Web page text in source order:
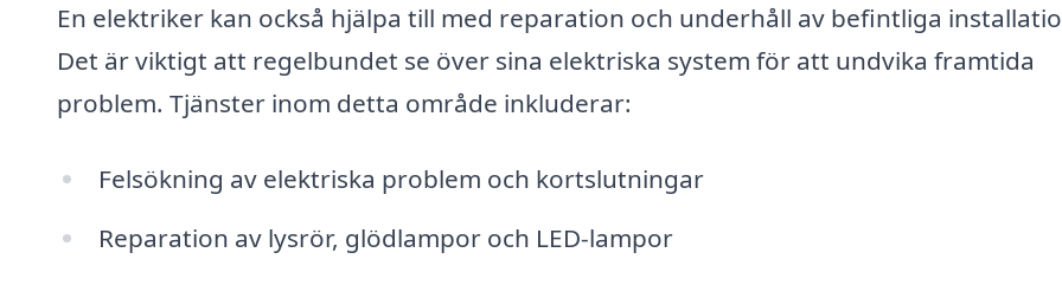
En elektriker kan också hjälpa till med reparation och underhåll av befintliga
Det är viktigt att regelbundet se över sina elektriska system för att undvika framtida
problem. Tjänster inom detta område inkluderar:
Felsökning av elektriska problem och kortslutningar
Reparation av lysrör, glödlampor och LED-lampor